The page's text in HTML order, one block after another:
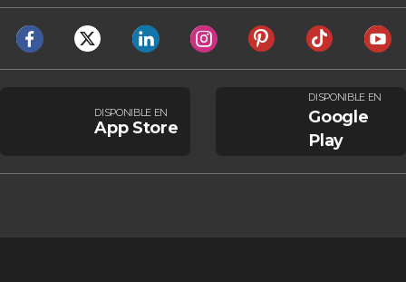
DISPONIBLE EN
App Store
DISPONIBLE EN
Google
Play